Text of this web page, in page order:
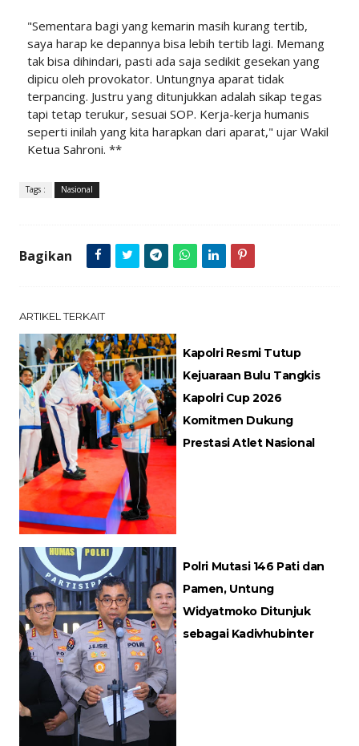
"Sementara bagi yang kemarin masih kurang tertib,
saya harap ke depannya bisa lebih tertib lagi. Memang
tak bisa dihindari, pasti ada saja sedikit gesekan yang
dipicu oleh provokator. Untungnya aparat tidak
terpancing. Justru yang ditunjukkan adalah sikap tegas
tapi tetap terukur, sesuai SOP. Kerja-kerja humanis
seperti inilah yang kita harapkan dari aparat," ujar Wakil
Ketua Sahroni. **
Tags : Nasional
Bagikan
ARTIKEL TERKAIT
Kapolri Resmi Tutup
Kejuaraan Bulu Tangkis
Kapolri Cup 2026
Komitmen Dukung
Prestasi Atlet Nasional
Polri Mutasi 146 Pati dan
Pamen, Untung
Widyatmoko Ditunjuk
sebagai Kadivhubinter